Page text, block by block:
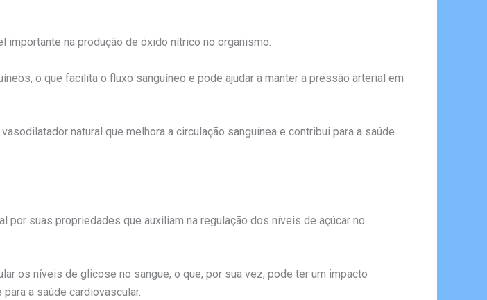
importante na produção de óxido nítrico no organismo.
o que facilita o fluxo sanguíneo e pode ajudar a manter a pressão arterial em
natural que melhora a circulação sanguínea e contribui para a saúde
por suas propriedades que auxiliam na regulação dos níveis de açúcar no
os níveis de glicose no sangue, o que, por sua vez, pode ter um impacto
a saúde cardiovascular.